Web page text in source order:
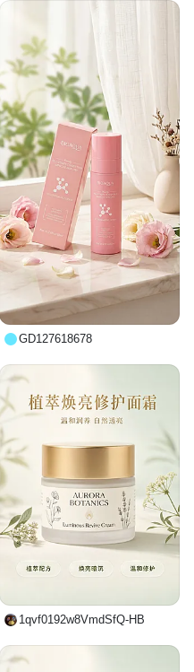
GD127618678
1qvf0192w8VmdSfQ-HB